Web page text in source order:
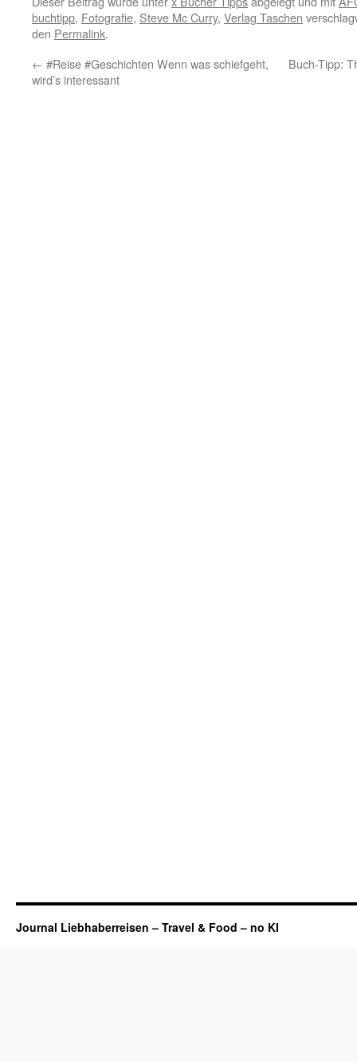
buchtipp, Fotografie, Steve Mc Curry, Verlag Taschen
den Permalink.
← #Reise #Geschichten Wenn was schiefgeht,
wird’s interessant
Buch-Tipp:
Journal Liebhaberreisen – Travel & Food – no KI